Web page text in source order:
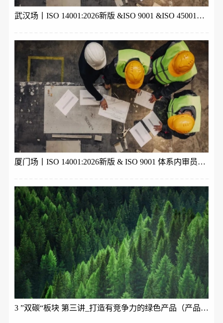
武汉场丨ISO 14001:2026新版 &ISO 9001 &ISO 45001体系内审员培训
厦门场丨ISO 14001:2026新版 & ISO 9001 体系内审员培训
3 ”双碳“板块 第三讲_打造有竞争力的绿色产品（产品碳足迹ISO 14067与生命周期理论）